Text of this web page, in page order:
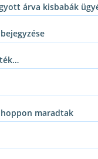
árva kisbabák
maradtak